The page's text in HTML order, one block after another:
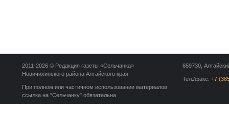
659730,
Тел./факс: +7
2011-2026 © Редакция газеты «Сельчанка»
Новичихинского района Алтайского края
При полном или частичном использовании материалов
ссылка на "Сельчанку" обязательна